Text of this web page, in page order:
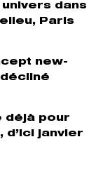
dans
Paris
new-
déjà pour
d’ici janvier